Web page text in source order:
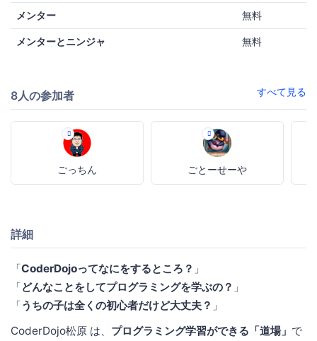
メンター 無料
メンターとニンジャ 無料
8人の参加者 すべて見る
ごっちん ごとーせーや
詳細
「CoderDojoってなにをするところ？ 」
「どんなことをしてプログラミングを学ぶの？ 」
「うちの子は全くの初心者だけど大丈夫？ 」
CoderDojo松原 は、 プログラミング学習ができる「道場」 で